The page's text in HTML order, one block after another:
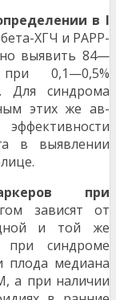
в I
бета-ХГЧ и РАРР-
выявить 84—
0,1—0,5%
Для синдрома
этих же ав-
в выявлении
при
зависят от
и той же
при синдроме
плода медиана
а при наличии